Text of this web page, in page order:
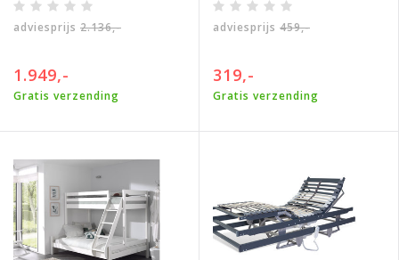
eiken
adviesprijs 2.136,-
1.949,-
Gratis verzending
adviesprijs 459,-
319,-
Gratis verzending